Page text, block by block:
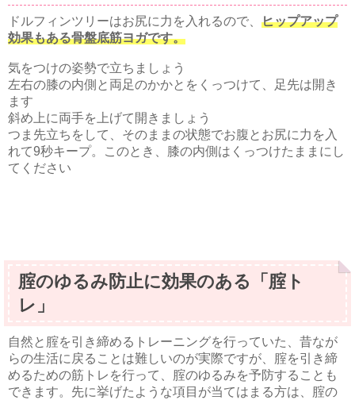
ドルフィンツリーはお尻に力を入れるので、 ヒップアップ
効果もある骨盤底筋ヨガです。
気をつけの姿勢で立ちましょう
左右の膝の内側と両足のかかとをくっつけて、足先は開き
ます
斜め上に両手を上げて開きましょう
つま先立ちをして、そのままの状態でお腹とお尻に力を入
れて9秒キープ。このとき、膝の内側はくっつけたままにし
てください
腟のゆるみ防止に効果のある「腟ト
レ」
自然と腟を引き締めるトレーニングを行っていた、昔なが
らの生活に戻ることは難しいのが実際ですが、腟を引き締
めるための筋トレを行って、腟のゆるみを予防することも
できます。先に挙げたような項目が当てはまる方は、腟の